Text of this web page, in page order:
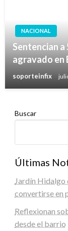
NACIONAL
Sentencian
agravado en
soporteinfix
Buscar
Últimas
Jardín Hidalgo
convertirse en
Reflexionan
desde el barrio